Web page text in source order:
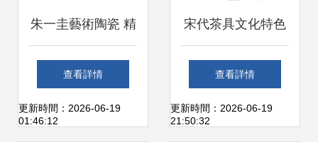
朱一圭藝術陶瓷 精
湛技藝鑄就收藏價
值，市場熱潮彰顯
查看詳情
更新時間：2026-06-19
01:46:12
宋代茶具文化特色
與藝術精品賞析
查看詳情
更新時間：2026-06-19
21:50:32